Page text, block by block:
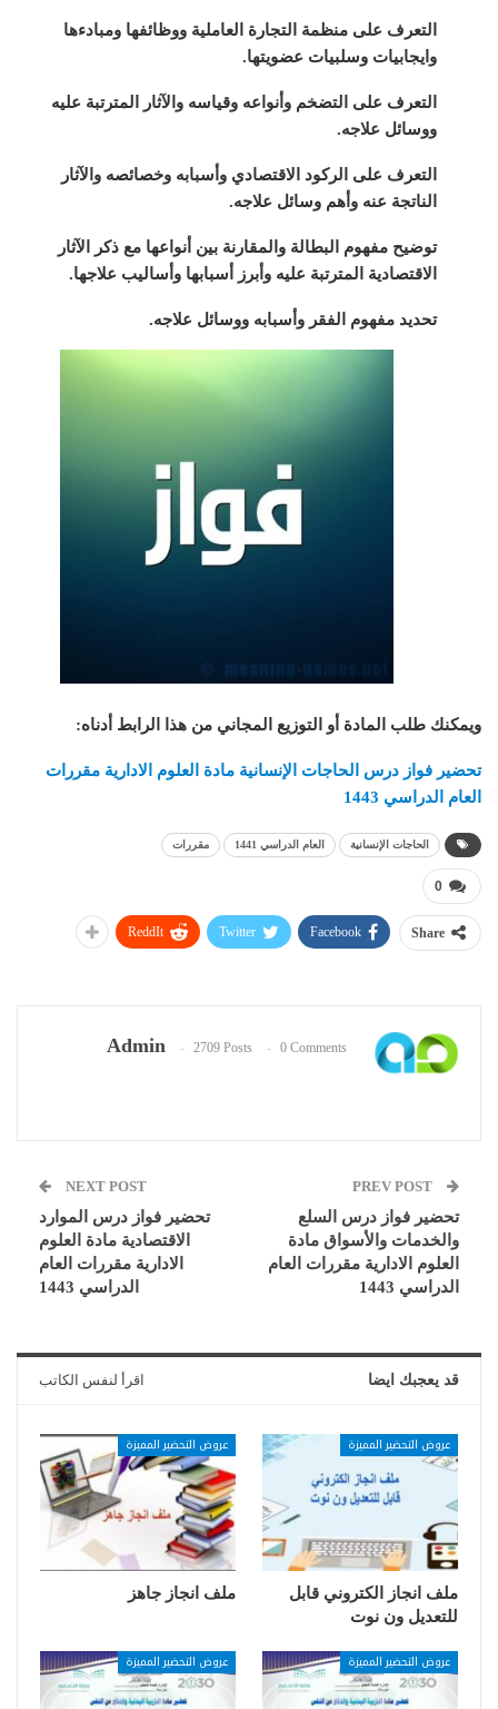
التعرف على منظمة التجارة العاملية ووظائفها ومبادءها
وايجابيات وسلبيات عضويتها.
التعرف على التضخم وأنواعه وقياسه والآثار المترتبة عليه
ووسائل علاجه.
التعرف على الركود الاقتصادي وأسبابه وخصائصه والآثار
الناتجة عنه وأهم وسائل علاجه.
توضيح مفهوم البطالة والمقارنة بين أنواعها مع ذكر الآثار
الاقتصادية المترتبة عليه وأبرز أسبابها وأساليب علاجها.
تحديد مفهوم الفقر وأسبابه ووسائل علاجه.
ويمكنك طلب المادة أو التوزيع المجاني من هذا الرابط أدناه:
تحضير فواز درس الحاجات الإنسانية مادة العلوم الادارية مقررات
العام الدراسي 1443
الحاجات الإنسانية العام الدراسي 1441 مقررات
0
Share
Facebook
Twitter
ReddIt
Admin 2709 Posts 0 Comments
تحضير فواز درس السلع
والخدمات والأسواق مادة
العلوم الادارية مقررات العام
الدراسي 1443
NEXT POST
تحضير فواز درس الموارد
الاقتصادية مادة العلوم
الادارية مقررات العام
الدراسي 1443
قد يعجبك ايضا اقرأ لنفس الكاتب
عروض التحضير المميزة
ملف انجاز الكتروني قابل
للتعديل ون نوت
عروض التحضير المميزة
ملف انجاز جاهز
عروض التحضير المميزة عروض التحضير المميزة